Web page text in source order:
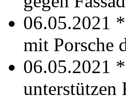
06.05.2021 *
mit Porsche
06.05.2021 *
unterstützen